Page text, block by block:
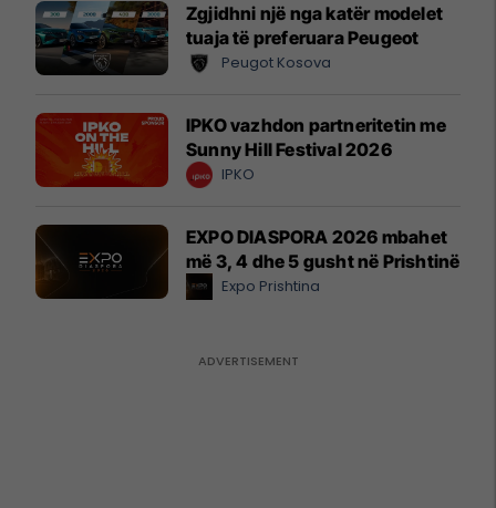
Zgjidhni një nga katër modelet
tuaja të preferuara Peugeot
Peugot Kosova
IPKO vazhdon partneritetin me
Sunny Hill Festival 2026
IPKO
EXPO DIASPORA 2026 mbahet
më 3, 4 dhe 5 gusht në Prishtinë
Expo Prishtina